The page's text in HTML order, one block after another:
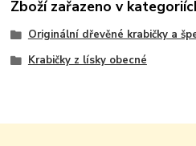
Zboží zařazeno v
Originální dřevěné krabičky a
Krabičky z lísky obecné